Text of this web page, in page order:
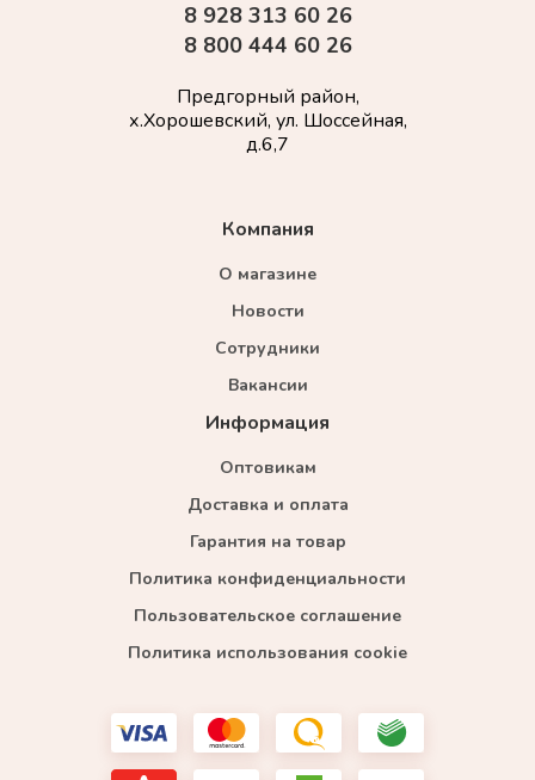
Компания
О магазине
Новости
Сотрудники
Вакансии
Информация
Оптовикам
Доставка и оплата
Гарантия на товар
Политика конфиденциальности
Пользовательское соглашение
Политика использования cookie
8 928 313 60 26
8 800 444 60 26
Предгорный район,
х.Хорошевский, ул. Шоссейная,
д.6,7